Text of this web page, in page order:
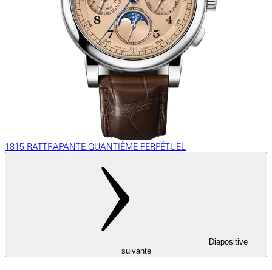
1815 RATTRAPANTE QUANTIÈME PERPÉTUEL
Diapositive
suivante